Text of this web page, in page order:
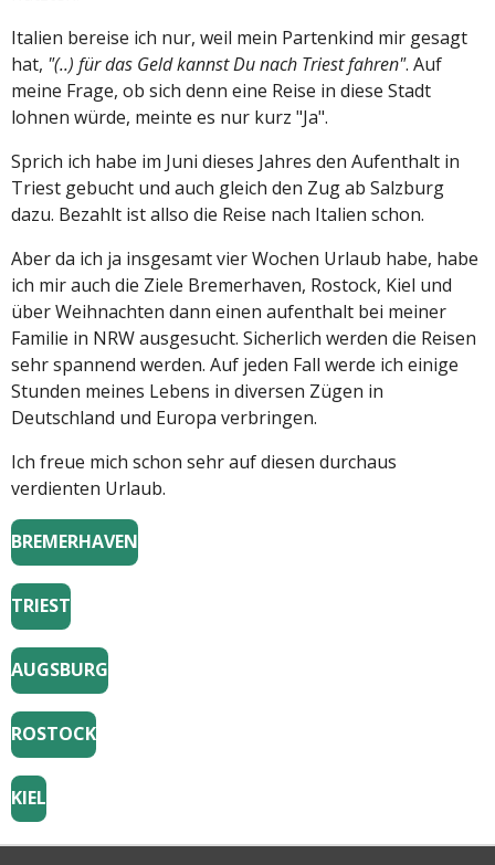
Italien bereise ich nur, weil mein Partenkind mir gesagt
hat, "(..) für das Geld kannst Du nach Triest fahren". Auf
meine Frage, ob sich denn eine Reise in diese Stadt
lohnen würde, meinte es nur kurz "Ja".
Sprich ich habe im Juni dieses Jahres den Aufenthalt in
Triest gebucht und auch gleich den Zug ab Salzburg
dazu. Bezahlt ist allso die Reise nach Italien schon.
Aber da ich ja insgesamt vier Wochen Urlaub habe, habe
ich mir auch die Ziele Bremerhaven, Rostock, Kiel und
über Weihnachten dann einen aufenthalt bei meiner
Familie in NRW ausgesucht. Sicherlich werden die Reisen
sehr spannend werden. Auf jeden Fall werde ich einige
Stunden meines Lebens in diversen Zügen in
Deutschland und Europa verbringen.
Ich freue mich schon sehr auf diesen durchaus
verdienten Urlaub.
BREMERHAVEN
TRIEST
AUGSBURG
ROSTOCK
KIEL